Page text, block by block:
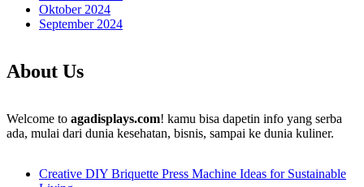
Oktober 2024
September 2024
About Us
Welcome to agadisplays.com! kamu bisa dapetin info yang serba
ada, mulai dari dunia kesehatan, bisnis, sampai ke dunia kuliner.
Creative DIY Briquette Press Machine Ideas for Sustainable